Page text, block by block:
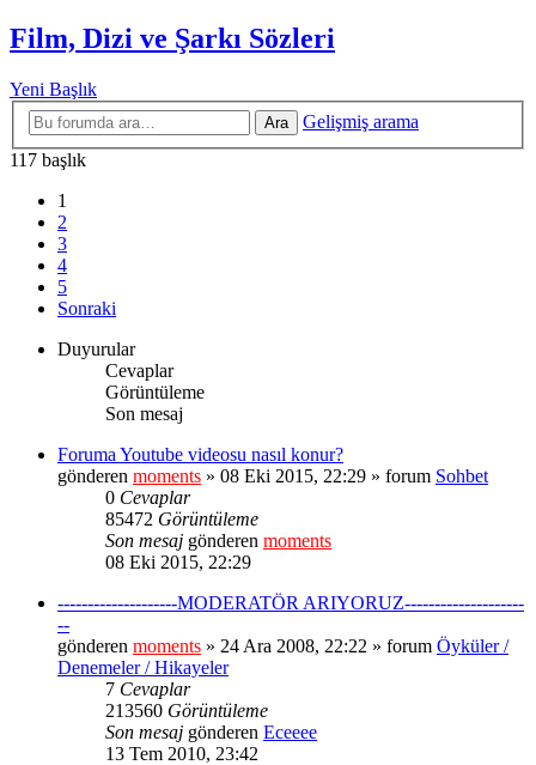
Film, Dizi ve Şarkı Sözleri
Yeni Başlık
Ara
Gelişmiş arama
117 başlık
1
2
3
4
5
Sonraki
Duyurular
Cevaplar
Görüntüleme
Son mesaj
Foruma Youtube videosu nasıl konur?
gönderen moments » 08 Eki 2015, 22:29 » forum Sohbet
0 Cevaplar
85472 Görüntüleme
Son mesaj gönderen moments
08 Eki 2015, 22:29
--------------------MODERATÖR ARIYORUZ--------------------
--
gönderen moments » 24 Ara 2008, 22:22 » forum Öyküler /
Denemeler / Hikayeler
7 Cevaplar
213560 Görüntüleme
Son mesaj gönderen Eceeee
13 Tem 2010, 23:42